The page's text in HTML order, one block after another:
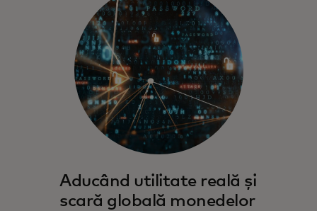
Aducând utilitate reală și
scară globală monedelor